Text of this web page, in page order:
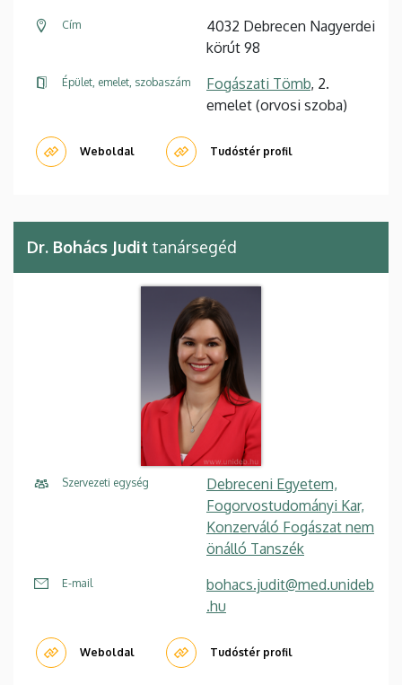
Cím
4032 Debrecen Nagyerdei
körút 98
Épület, emelet, szobaszám Fogászati Tömb, 2.
emelet (orvosi szoba)
Weboldal Tudóstér profil
Dr. Bohács Judit tanársegéd
Szervezeti egység
Debreceni Egyetem,
Fogorvostudományi Kar,
Konzerváló Fogászat nem
önálló Tanszék
E-mail
bohacs.judit@med.unideb
.hu
Weboldal Tudóstér profil